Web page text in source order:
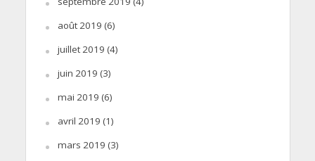
août 2019 (6)
juillet 2019 (4)
juin 2019 (3)
mai 2019 (6)
avril 2019 (1)
mars 2019 (3)